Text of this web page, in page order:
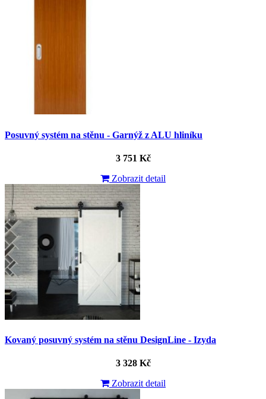
Posuvný systém na stěnu - Garnýž z ALU hliníku
3 751 Kč
Zobrazit detail
Kovaný posuvný systém na stěnu DesignLine - Izyda
3 328 Kč
Zobrazit detail